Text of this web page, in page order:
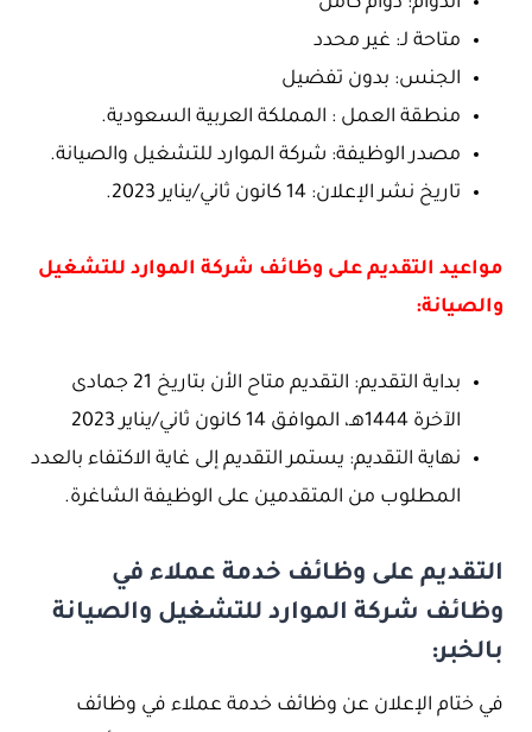
متاحة لـ: غير محدد
الجنس: بدون تفضيل
منطقة العمل : المملكة العربية السعودية.
مصدر الوظيفة: شركة الموارد للتشغيل والصيانة.
تاريخ نشر الإعلان: 14 كانون ثاني/يناير 2023.
مواعيد التقديم على وظائف شركة الموارد للتشغيل
والصيانة:
بداية التقديم: التقديم متاح الأن بتاريخ 21 جمادى
الآخرة 1444هـ، الموافق 14 كانون ثاني/يناير 2023
نهاية التقديم: يستمر التقديم إلى غاية الاكتفاء بالعدد
المطلوب من المتقدمين على الوظيفة الشاغرة.
التقديم على وظائف خدمة عملاء في
وظائف شركة الموارد للتشغيل والصيانة
بالخبر:
في ختام الإعلان عن وظائف خدمة عملاء في وظائف